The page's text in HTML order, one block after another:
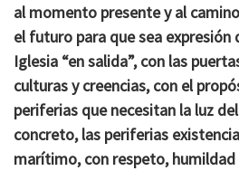
al momento presente y al
el futuro para que sea expresión
Iglesia “en salida”, con las
culturas y creencias, con el
periferias que necesitan la luz
concreto, las periferias
marítimo, con respeto,